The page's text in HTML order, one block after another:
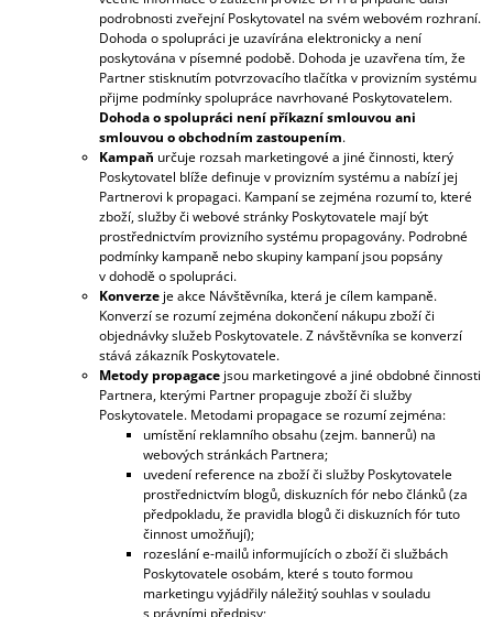
podrobnosti zveřejní Poskytovatel na svém webovém rozhraní.
Dohoda o spolupráci je uzavírána elektronicky a není
poskytována v písemné podobě. Dohoda je uzavřena tím, že
Partner stisknutím potvrzovacího tlačítka v provizním systému
přijme podmínky spolupráce navrhované Poskytovatelem.
Dohoda o spolupráci není příkazní smlouvou ani
smlouvou o obchodním zastoupením.
Kampaň určuje rozsah marketingové a jiné činnosti, který
Poskytovatel blíže definuje v provizním systému a nabízí jej
Partnerovi k propagaci. Kampaní se zejména rozumí to, které
zboží, služby či webové stránky Poskytovatele mají být
prostřednictvím provizního systému propagovány. Podrobné
podmínky kampaně nebo skupiny kampaní jsou popsány
v dohodě o spolupráci.
Konverze je akce Návštěvníka, která je cílem kampaně.
Konverzí se rozumí zejména dokončení nákupu zboží či
objednávky služeb Poskytovatele. Z návštěvníka se konverzí
stává zákazník Poskytovatele.
Metody propagace jsou marketingové a jiné obdobné činnosti
Partnera, kterými Partner propaguje zboží či služby
Poskytovatele. Metodami propagace se rozumí zejména:
umístění reklamního obsahu (zejm. bannerů) na
webových stránkách Partnera;
uvedení reference na zboží či služby Poskytovatele
prostřednictvím blogů, diskuzních fór nebo článků (za
předpokladu, že pravidla blogů či diskuzních fór tuto
činnost umožňují);
rozeslání e-mailů informujících o zboží či službách
Poskytovatele osobám, které s touto formou
marketingu vyjádřily náležitý souhlas v souladu